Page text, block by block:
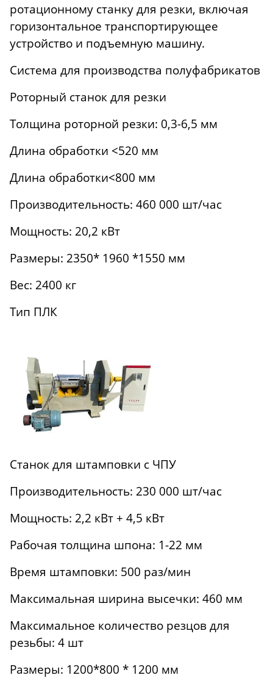
ротационному станку для резки, включая
горизонтальное транспортирующее
устройство и подъемную машину.
Система для производства полуфабрикатов
Роторный станок для резки
Толщина роторной резки: 0,3-6,5 мм
Длина обработки <520 мм
Длина обработки<800 мм
Производительность: 460 000 шт/час
Мощность: 20,2 кВт
Размеры: 2350* 1960 *1550 мм
Вес: 2400 кг
Тип ПЛК
Станок для штамповки с ЧПУ
Производительность: 230 000 шт/час
Мощность: 2,2 кВт + 4,5 кВт
Рабочая толщина шпона: 1-22 мм
Время штамповки: 500 раз/мин
Максимальная ширина высечки: 460 мм
Максимальное количество резцов для
резьбы: 4 шт
Размеры: 1200*800 * 1200 мм